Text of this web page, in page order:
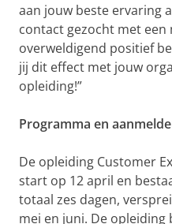
aan jouw beste ervaring
contact gezocht met een
overweldigend positief
jij dit effect met jouw
opleiding!”
Programma en
De opleiding Customer
start op 12 april en
totaal zes dagen,
mei en juni. De opleiding